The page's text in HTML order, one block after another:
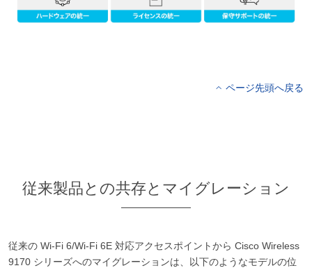
ページ先頭へ戻る
従来製品との共存とマイグレーション
従来の Wi-Fi 6/Wi-Fi 6E 対応アクセスポイントから Cisco Wireless
9170 シリーズへのマイグレーションは、以下のようなモデルの位